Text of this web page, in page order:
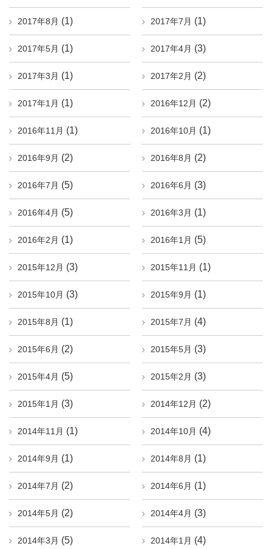
2017年8月 (1) 2017年7月 (1)
2017年5月 (1) 2017年4月 (3)
2017年3月 (1) 2017年2月 (2)
2017年1月 (1) 2016年12月 (2)
2016年11月 (1) 2016年10月 (1)
2016年9月 (2) 2016年8月 (2)
2016年7月 (5) 2016年6月 (3)
2016年4月 (5) 2016年3月 (1)
2016年2月 (1) 2016年1月 (5)
2015年12月 (3) 2015年11月 (1)
2015年10月 (3) 2015年9月 (1)
2015年8月 (1) 2015年7月 (4)
2015年6月 (2) 2015年5月 (3)
2015年4月 (5) 2015年2月 (3)
2015年1月 (3) 2014年12月 (2)
2014年11月 (1) 2014年10月 (4)
2014年9月 (1) 2014年8月 (1)
2014年7月 (2) 2014年6月 (1)
2014年5月 (2) 2014年4月 (3)
2014年3月 (5) 2014年1月 (4)